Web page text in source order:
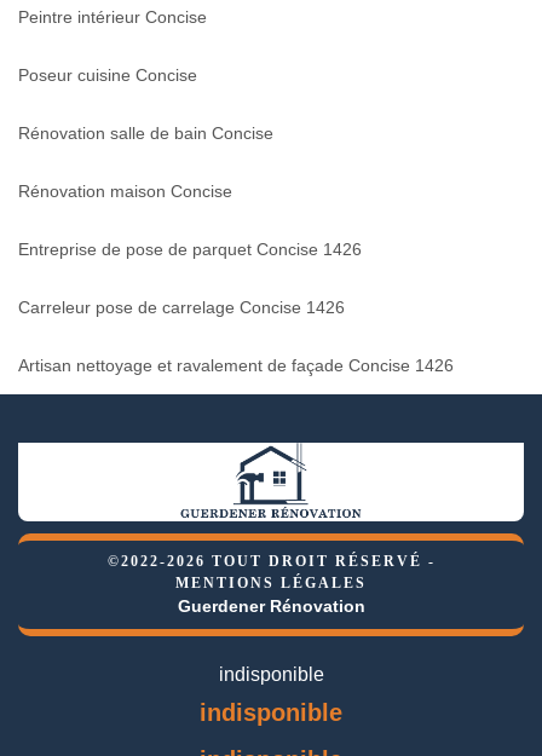
Peintre intérieur Concise
Poseur cuisine Concise
Rénovation salle de bain Concise
Rénovation maison Concise
Entreprise de pose de parquet Concise 1426
Carreleur pose de carrelage Concise 1426
Artisan nettoyage et ravalement de façade Concise 1426
©2022-2026 TOUT DROIT RÉSERVÉ -
MENTIONS LÉGALES
Guerdener Rénovation
indisponible
indisponible